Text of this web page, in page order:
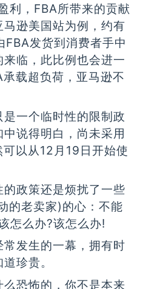
利，FBA所带来的贡献
逊美国站为例，约有
发货到消费者手中
临，此比例也会进一
载超负荷，亚马逊不
一个临时性的限制政
说得明白，尚未采用
以从12月19日开始使
政策还是烦扰了一些
的老卖家)的心：不能
怎么办?该怎么办!
发生的一幕，拥有时
珍贵。
恐怖的，你不是本来